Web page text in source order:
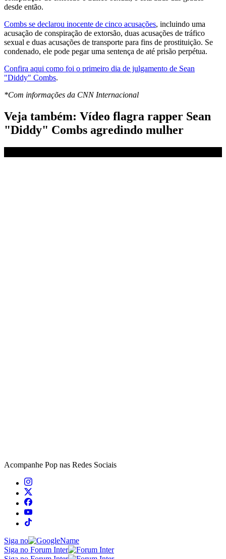
desde então.
Combs se declarou inocente de cinco acusações, incluindo uma
acusação de conspiração de extorsão, duas acusações de tráfico
sexual e duas acusações de transporte para fins de prostituição. Se
condenado, ele pode pegar uma sentença de até prisão perpétua.
Confira aqui como foi o primeiro dia de julgamento de Sean
"Diddy" Combs.
*Com informações da CNN Internacional
Veja também: Vídeo flagra rapper Sean
"Diddy" Combs agredindo mulher
Acompanhe Pop nas Redes Sociais
Siga no
Siga no Forum Inter